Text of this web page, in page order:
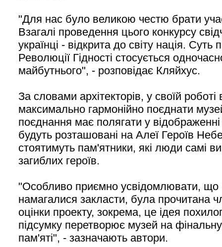
"Для нас було великою честю брати
Взагалі проведення цього конкурсу
українці - відкрита до світу нація.
Революції Гідності стосується
майбутнього", - розповідає Кляйхус.
За словами архітекторів, у своїй
максимально гармонійно поєднати
поєднання має полягати у відображенні
будуть розташовані на Алеї Героїв
стоятимуть пам'ятники, які люди самі
загиблих героїв.
"Особливо приємно усвідомлювати, що
намагалися закласти, була прочитана
оцінки проекту, зокрема, це ідея
підсумку перетворює музей на
пам'яті", - зазначають автори.